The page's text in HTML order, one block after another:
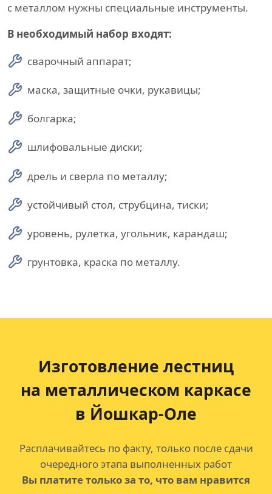
с металлом нужны специальные инструменты.
В необходимый набор входят:
сварочный аппарат;
маска, защитные очки, рукавицы;
болгарка;
шлифовальные диски;
дрель и сверла по металлу;
устойчивый стол, струбцина, тиски;
уровень, рулетка, угольник, карандаш;
грунтовка, краска по металлу.
Изготовление лестниц
на металлическом каркасе
в Йошкар-Оле
Расплачивайтесь по факту, только после сдачи
очередного этапа выполненных работ
Вы платите только за то, что вам нравится